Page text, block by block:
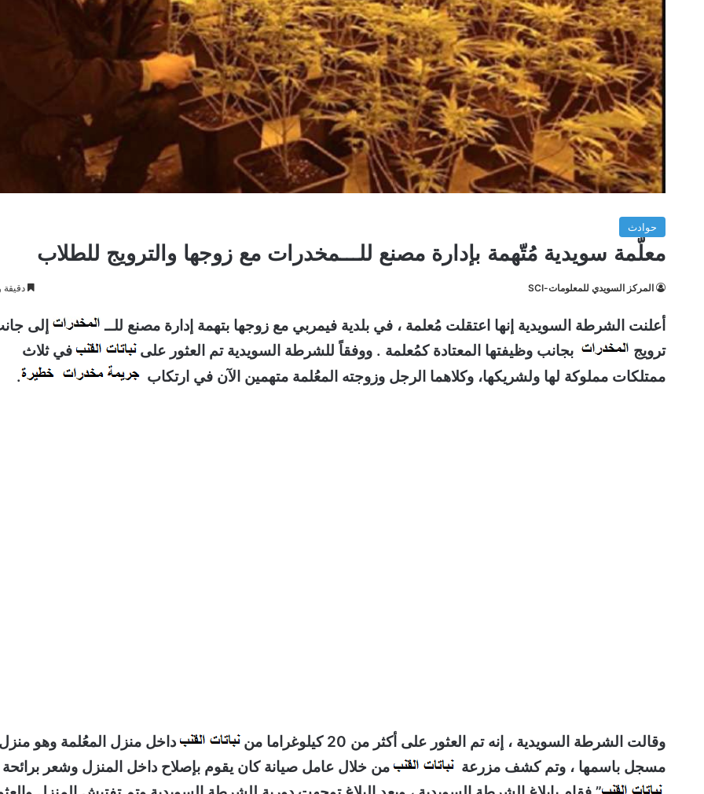
حوادث
معلّمة سويدية مُتّهمة بإدارة مصنع للـــمخدرات مع زوجها والترويج للطلاب
المركز السويدي للمعلومات-SCI دقيقة
أعلنت الشرطة السويدية إنها اعتقلت مُعلمة ، في بلدية فيمربي مع زوجها بتهمة إدارة مصنع للــ
إلى
ترويج
بجانب وظيفتها المعتادة كمُعلمة . ووفقاً للشرطة السويدية تم العثور على
في ثلاث
ممتلكات مملوكة لها ولشريكها، وكلاهما الرجل وزوجته المعُلمة متهمين الآن في ارتكاب
.
وقالت الشرطة السويدية ، إنه تم العثور على أكثر من 20 كيلوغراما من
داخل منزل المعُلمة وهو منزل
مسجل باسمها ، وتم كشف مزرعة
من خلال عامل صيانة كان يقوم بإصلاح داخل المنزل وشعر برائحة